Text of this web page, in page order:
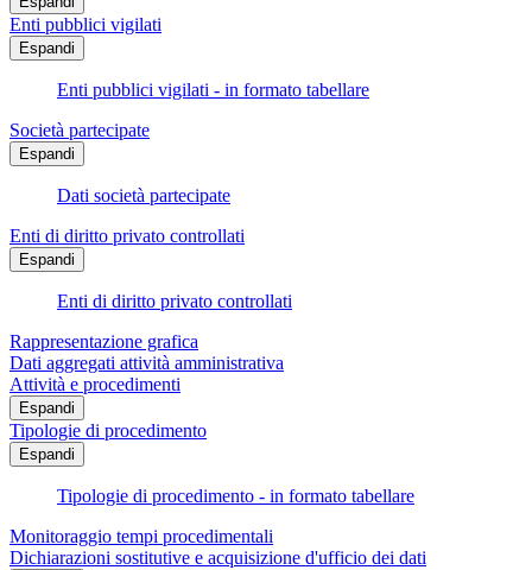
Enti pubblici vigilati
Espandi
Enti pubblici vigilati - in formato tabellare
Società partecipate
Espandi
Dati società partecipate
Enti di diritto privato controllati
Espandi
Enti di diritto privato controllati
Rappresentazione grafica
Dati aggregati attività amministrativa
Attività e procedimenti
Espandi
Tipologie di procedimento
Espandi
Tipologie di procedimento - in formato tabellare
Monitoraggio tempi procedimentali
Dichiarazioni sostitutive e acquisizione d'ufficio dei dati